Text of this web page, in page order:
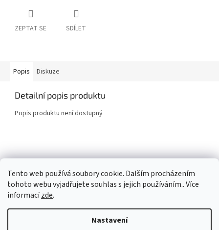
Tento web používá soubory cookie. Dalším procházením
tohoto webu vyjadřujete souhlas s jejich používáním.. Více
informacízde.
Nastavení
ZEPTAT SE SDÍLET
Popis Diskuze
Detailní popis produktu
Popis produktu není dostupný
á